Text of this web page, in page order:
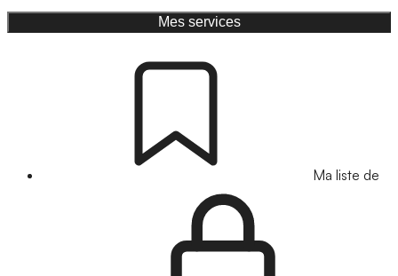
Mes services
Ma liste de